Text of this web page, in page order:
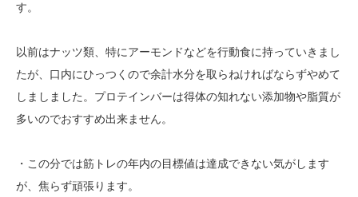
す。
以前はナッツ類、特にアーモンドなどを行動食に持っていきまし
たが、口内にひっつくので余計水分を取らねければならずやめて
しましました。プロテインバーは得体の知れない添加物や脂質が
多いのでおすすめ出来ません。
・この分では筋トレの年内の目標値は達成できない気がします
が、焦らず頑張ります。